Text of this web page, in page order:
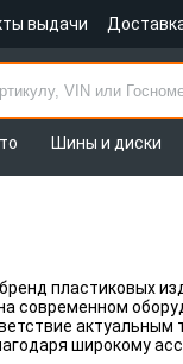
выдачи
Шины и диски
пластиковых
современном
широкому